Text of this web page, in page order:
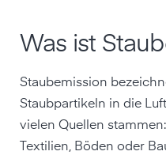
Was ist
Staubemission
Staubpartikeln in die
vielen Quellen
Textilien, Böden oder